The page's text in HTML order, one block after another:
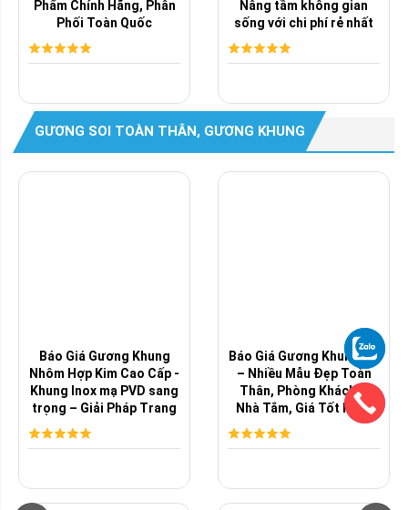
Phẩm Chính Hãng, Phân
Phối Toàn Quốc
Nâng tầm không gian
sống với chi phí rẻ nhất
GƯƠNG SOI TOÀN THÂN, GƯƠNG KHUNG
Báo Giá Gương Khung
Nhôm Hợp Kim Cao Cấp -
Khung Inox mạ PVD sang
trọng – Giải Pháp Trang
Báo Giá Gương Khung Gỗ
– Nhiều Mẫu Đẹp Toàn
Thân, Phòng Khách &
Nhà Tắm, Giá Tốt Nhất
Thị Trường